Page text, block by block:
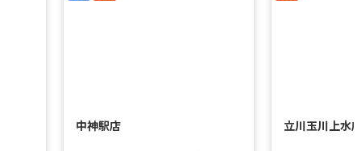
中神駅店 立川玉川上水